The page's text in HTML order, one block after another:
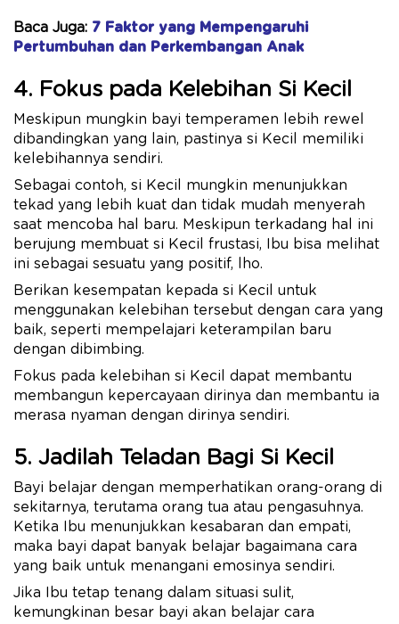
Baca Juga: 7 Faktor yang Mempengaruhi
Pertumbuhan dan Perkembangan Anak
4. Fokus pada Kelebihan Si Kecil
Meskipun mungkin bayi temperamen lebih rewel
dibandingkan yang lain, pastinya si Kecil memiliki
kelebihannya sendiri.
Sebagai contoh, si Kecil mungkin menunjukkan
tekad yang lebih kuat dan tidak mudah menyerah
saat mencoba hal baru. Meskipun terkadang hal ini
berujung membuat si Kecil frustasi, Ibu bisa melihat
ini sebagai sesuatu yang positif, lho.
Berikan kesempatan kepada si Kecil untuk
menggunakan kelebihan tersebut dengan cara yang
baik, seperti mempelajari keterampilan baru
dengan dibimbing.
Fokus pada kelebihan si Kecil dapat membantu
membangun kepercayaan dirinya dan membantu ia
merasa nyaman dengan dirinya sendiri.
5. Jadilah Teladan Bagi Si Kecil
Bayi belajar dengan memperhatikan orang-orang di
sekitarnya, terutama orang tua atau pengasuhnya.
Ketika Ibu menunjukkan kesabaran dan empati,
maka bayi dapat banyak belajar bagaimana cara
yang baik untuk menangani emosinya sendiri.
Jika Ibu tetap tenang dalam situasi sulit,
kemungkinan besar bayi akan belajar cara